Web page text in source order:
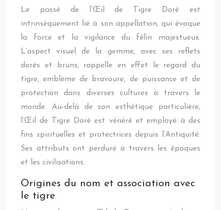
Le passé de l’Œil de Tigre Doré est
intrinsèquement lié à son appellation, qui évoque
la force et la vigilance du félin majestueux.
L’aspect visuel de la gemme, avec ses reflets
dorés et bruns, rappelle en effet le regard du
tigre, emblème de bravoure, de puissance et de
protection dans diverses cultures à travers le
monde. Au-delà de son esthétique particulière,
l’Œil de Tigre Doré est vénéré et employé à des
fins spirituelles et protectrices depuis l’Antiquité.
Ses attributs ont perduré à travers les époques
et les civilisations.
Origines du nom et association avec
le tigre